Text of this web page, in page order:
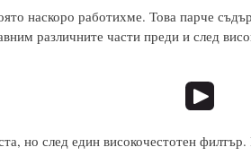
наскоро работихме. Това парче
различните части преди и след
но след един високочестотен